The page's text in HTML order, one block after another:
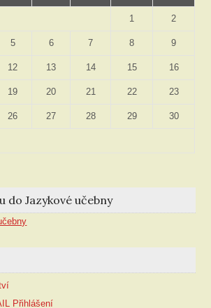
1 2
5 6 7 8 9
12 13 14 15 16
19 20 21 22 23
26 27 28 29 30
do Jazykové učebny
Přihlášení